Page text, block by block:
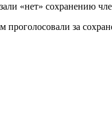
«нет» сохранению
за